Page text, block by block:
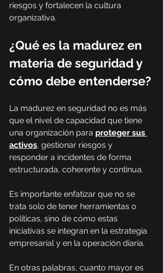
riesgos y fortalecen la cultura
organizativa.
¿Qué es la madurez en
materia de seguridad y
cómo debe entenderse?
La madurez en seguridad no es más
que el nivel de capacidad que tiene
una organización para proteger sus
activos, gestionar riesgos y
responder a incidentes de forma
estructurada, coherente y continua.
Es importante enfatizar que no se
trata solo de tener herramientas o
políticas, sino de cómo estas
iniciativas se integran en la estrategia
empresarial y en la operación diaria.
En otras palabras, cuanto mayor es